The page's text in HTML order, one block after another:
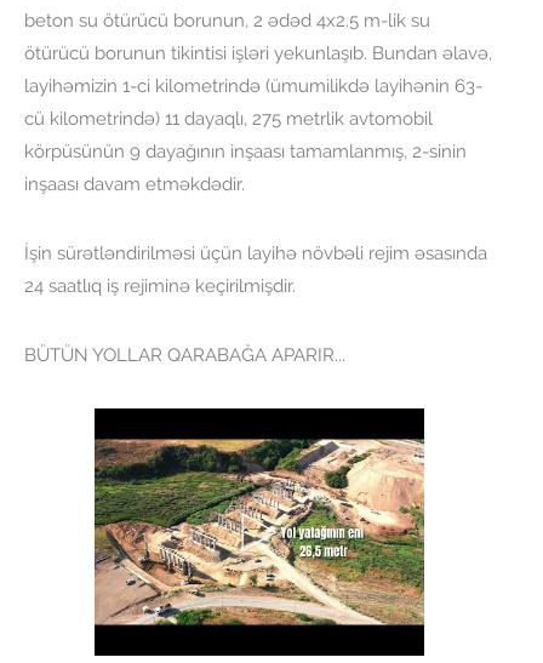
beton su ötürücü borunun, 2 ədəd 4x2.5 m-lik su
ötürücü borunun tikintisi işləri yekunlaşıb. Bundan əlavə,
layihəmizin 1-ci kilometrində (ümumilikdə layihənin 63-
cü kilometrində) 11 dayaqlı, 275 metrlik avtomobil
körpüsünün 9 dayağının inşaası tamamlanmış, 2-sinin
inşaası davam etməkdədir.
İşin sürətləndirilməsi üçün layihə növbəli rejim əsasında
24 saatlıq iş rejiminə keçirilmişdir.
BÜTÜN YOLLAR QARABAĞA APARIR...